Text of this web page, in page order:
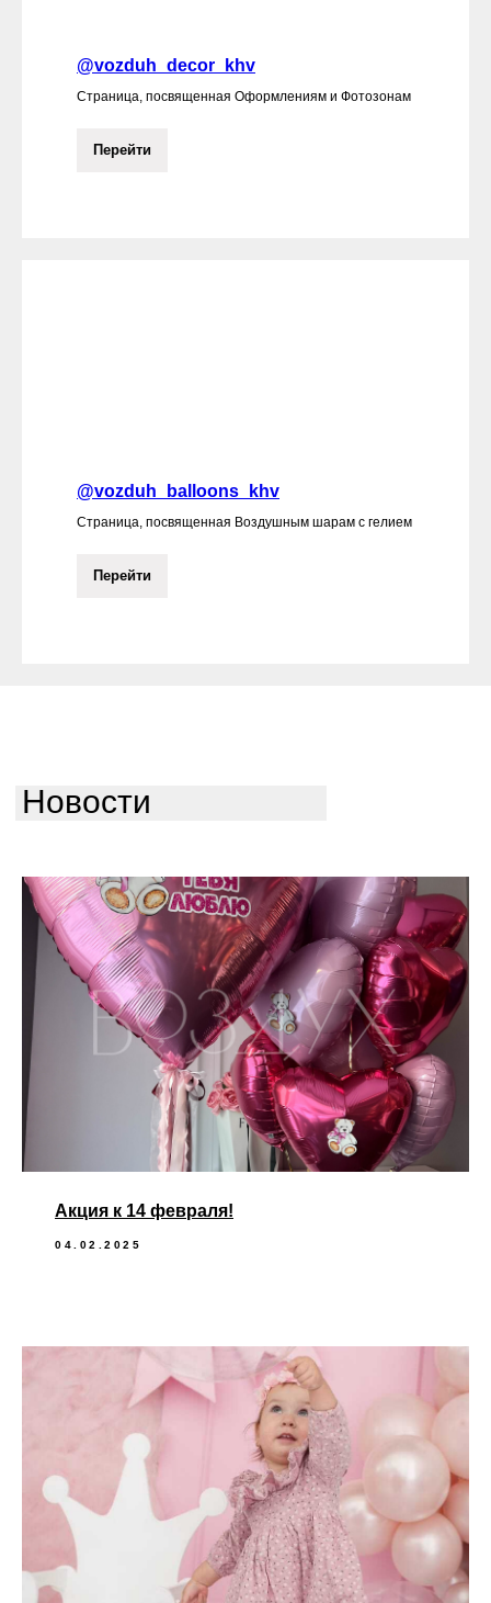
@vozduh_decor_khv
Страница, посвященная Оформлениям и Фотозонам
Перейти
@vozduh_balloons_khv
Страница, посвященная Воздушным шарам с гелием
Перейти
Новости
Акция к 14 февраля!
04.02.2025